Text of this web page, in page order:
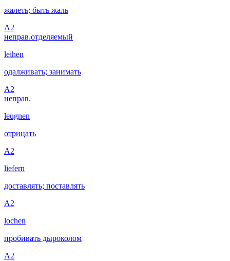
жалеть; быть жаль
A2
неправ.отделяемый
leihen
одалживать; занимать
A2
неправ.
leugnen
отрицать
A2
liefern
доставлять; поставлять
A2
lochen
пробивать дыроколом
A2